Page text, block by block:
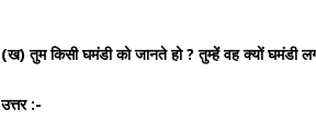
(ख) तुम किसी घमंडी को जानते हो ? तुम्हें वह क्यों घमंडी
उत्तर :-